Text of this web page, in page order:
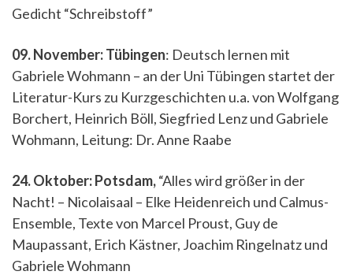
Gedicht “Schreibstoff”
09. November: Tübingen: Deutsch lernen mit
Gabriele Wohmann – an der Uni Tübingen startet der
Literatur-Kurs zu Kurzgeschichten u.a. von Wolfgang
Borchert, Heinrich Böll, Siegfried Lenz und Gabriele
Wohmann, Leitung: Dr. Anne Raabe
24. Oktober: Potsdam,“Alles wird größer in der
Nacht! – Nicolaisaal – Elke Heidenreich und Calmus-
Ensemble, Texte von Marcel Proust, Guy de
Maupassant, Erich Kästner, Joachim Ringelnatz und
Gabriele Wohmann